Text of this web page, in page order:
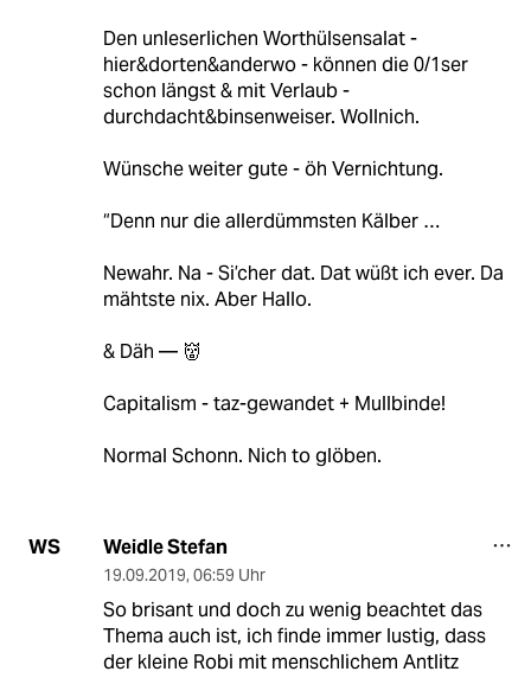
Den unleserlichen Worthülsensalat -
hier&dorten&anderwo - können die 0/1ser
schon längst & mit Verlaub -
durchdacht&binsenweiser. Wollnich.
Wünsche weiter gute - öh Vernichtung.
“Denn nur die allerdümmsten Kälber …
Newahr. Na - Si’cher dat. Dat wüßt ich ever. Da
mähtste nix. Aber Hallo.
& Däh — 👹
Capitalism - taz-gewandet + Mullbinde!
Normal Schonn. Nich to glöben.
WS Weidle Stefan
19.09.2019, 06:59 Uhr
So brisant und doch zu wenig beachtet das
Thema auch ist, ich finde immer lustig, dass
der kleine Robi mit menschlichem Antlitz